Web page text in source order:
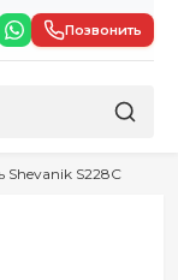
Позвонить
Shevanik S228C